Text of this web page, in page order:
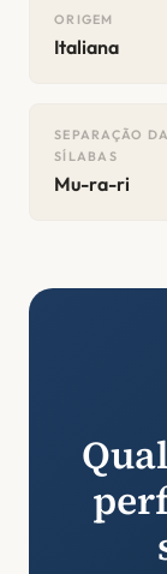
ORIGEM
Italiana
SEPARAÇÃO
SÍLABAS
Mu-ra-ri